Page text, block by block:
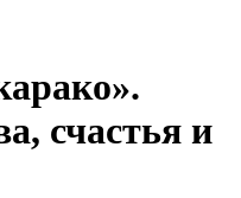
счастья и